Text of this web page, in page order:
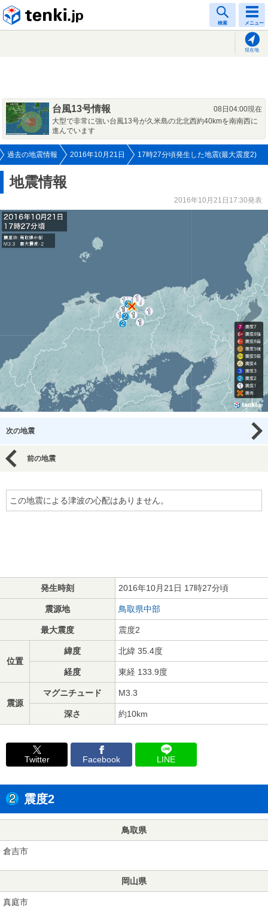
検索 メニュー
現在地
台風13号情報
08日04:00現在
大型で非常に強い台風13号が久米島の北北西約40kmを南南西に
進んでいます
過去の地震情報 2016年10月21日 17時27分頃発生した地震(最大震度2)
地震情報
2016年10月21日17:30発表
次の地震
前の地震
この地震による津波の心配はありません。
発生時刻 2016年10月21日 17時27分頃
震源地 鳥取県中部
最大震度 震度2
位置
緯度 北緯 35.4度
経度 東経 133.9度
震源
マグニチュード M3.3
深さ 約10km
Twitter Facebook LINE
震度2
鳥取県
倉吉市
岡山県
真庭市